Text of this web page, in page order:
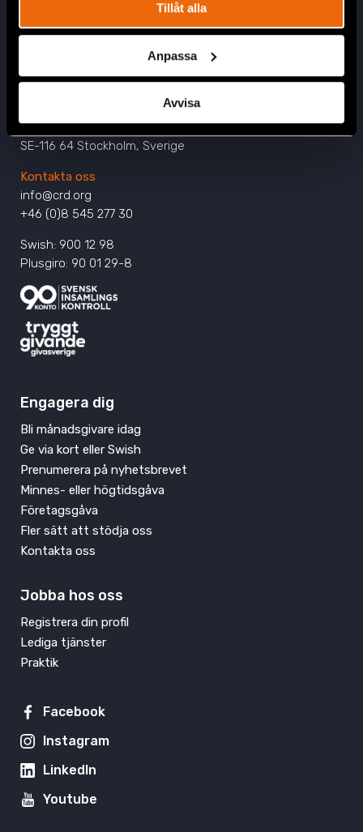
Tillåt alla
Anpassa
Avvisa
Huvudkontor
Östgötagatan 90
SE-116 64 Stockholm, Sverige
Kontakta oss
info@crd.org
+46 (0)8 545 277 30
Swish: 900 12 98
Plusgiro: 90 01 29-8
Engagera dig
Bli månadsgivare idag
Ge via kort eller Swish
Prenumerera på nyhetsbrevet
Minnes- eller högtidsgåva
Företagsgåva
Fler sätt att stödja oss
Kontakta oss
Jobba hos oss
Registrera din profil
Lediga tjänster
Praktik
Facebook
Instagram
LinkedIn
Youtube